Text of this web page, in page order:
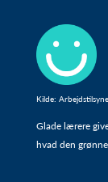
Kilde:
Glade lærere
hvad den